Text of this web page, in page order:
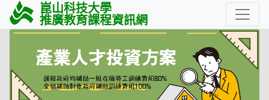
崑山科技大學
推廣教育課程資訊網